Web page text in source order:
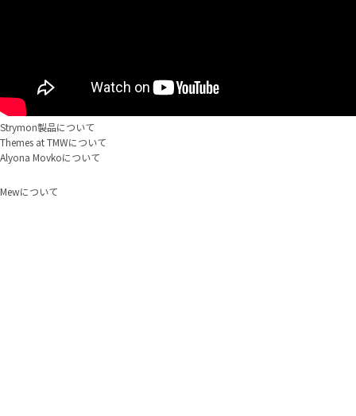
Strymon製品について
Themes at TMWについて
Alyona Movkoについて
Mewについて